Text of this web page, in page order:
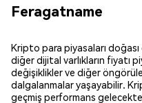
Feragatname
Kripto para piyasaları
diğer dijital varlıkların fiyatı
değişiklikler ve diğer
dalgalanmalar yaşayabilir.
geçmiş performans